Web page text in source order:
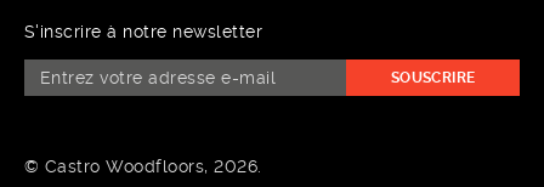
S'inscrire à notre newsletter
SOUSCRIRE
© Castro Woodfloors, 2026.